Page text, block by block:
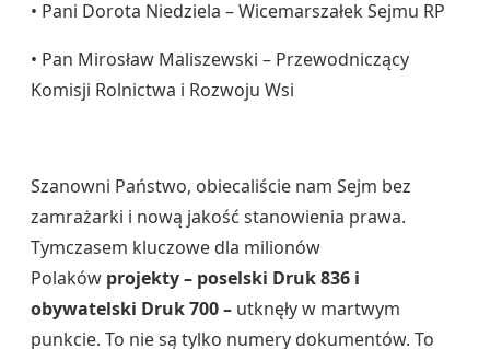
• Pani Dorota Niedziela – Wicemarszałek Sejmu RP
• Pan Mirosław Maliszewski – Przewodniczący
Komisji Rolnictwa i Rozwoju Wsi
Szanowni Państwo, obiecaliście nam Sejm bez
zamrażarki i nową jakość stanowienia prawa.
Tymczasem kluczowe dla milionów
Polaków projekty – poselski Druk 836 i
obywatelski Druk 700 – utknęły w martwym
punkcie. To nie są tylko numery dokumentów. To